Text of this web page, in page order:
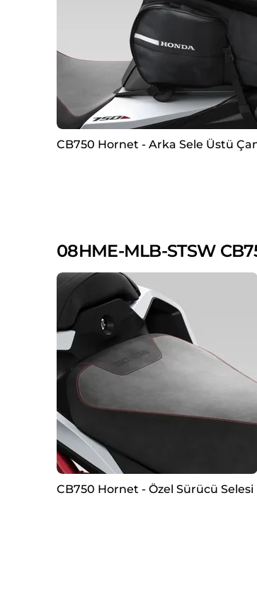
CB750 Hornet - Arka Sele Üstü
08HME-MLB-STSW
CB750 Hornet - Özel Sürücü Selesi